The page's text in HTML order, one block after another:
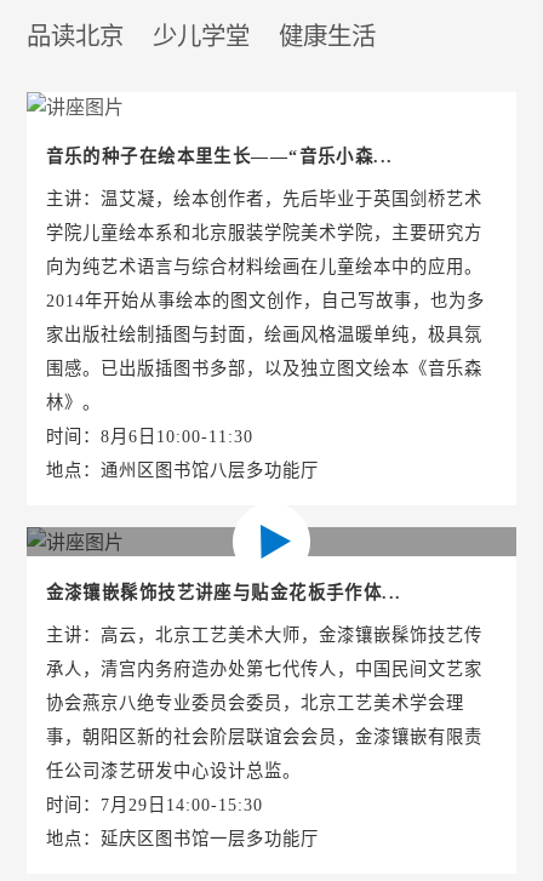
品读北京
少儿学堂 健康生活
音乐的种子在绘本里生长——“音乐小森...
主讲：温艾凝，绘本创作者，先后毕业于英国剑桥艺术
学院儿童绘本系和北京服装学院美术学院，主要研究方
向为纯艺术语言与综合材料绘画在儿童绘本中的应用。
2014年开始从事绘本的图文创作，自己写故事，也为多
家出版社绘制插图与封面，绘画风格温暖单纯，极具氛
围感。已出版插图书多部，以及独立图文绘本《音乐森
林》。
时间：8月6日10:00-11:30
地点：通州区图书馆八层多功能厅
金漆镶嵌髹饰技艺讲座与贴金花板手作体...
主讲：高云，北京工艺美术大师，金漆镶嵌髹饰技艺传
承人，清宫内务府造办处第七代传人，中国民间文艺家
协会燕京八绝专业委员会委员，北京工艺美术学会理
事，朝阳区新的社会阶层联谊会会员，金漆镶嵌有限责
任公司漆艺研发中心设计总监。
时间：7月29日14:00-15:30
地点：延庆区图书馆一层多功能厅